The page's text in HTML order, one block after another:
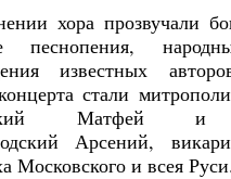
хора прозвучали
песнопения,
известных
стали
Матфей и
Арсений,
Московского и всея Руси.